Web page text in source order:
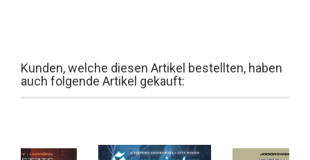
Kunden, welche diesen Artikel bestellten, haben
auch folgende Artikel gekauft: